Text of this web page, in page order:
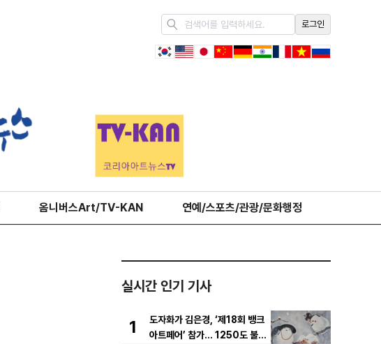
로그인
옴니버스Art/TV-KAN 연예/스포츠/관광/문화행정
실시간 인기 기사
1
도자화가 김은경, ‘제18회 뱅크
아트페어’ 참가… 1250도 불이